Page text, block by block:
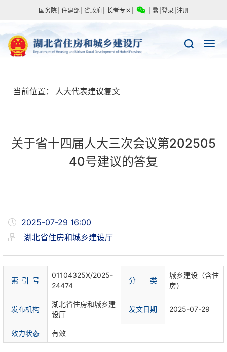
国务院 住建部 省政府 长者专区 繁 登录 注册
当前位置： 人大代表建议复文
关于省十四届人大三次会议第202505
40号建议的答复
2025-07-29 16:00
湖北省住房和城乡建设厅
索 引 号
01104325X/2025-
24474
分 类
城乡建设（含住
房）
发布机构
湖北省住房和城乡建
设厅
发文日期 2025-07-29
效力状态 有效